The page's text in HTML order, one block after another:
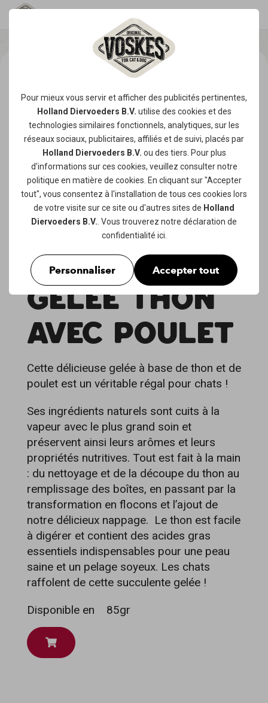
Pour mieux vous servir et afficher des publicités pertinentes,
Holland Diervoeders B.V. utilise des cookies et des
technologies similaires fonctionnels, analytiques, sur les
réseaux sociaux, publicitaires, affiliés et de suivi, placés par
Holland Diervoeders B.V. ou des tiers. Pour plus
d'informations sur ces cookies, veuillez consulter notre
politique en matière de cookies . En cliquant sur "Accepter
tout", vous consentez à l'installation de tous ces cookies lors
de votre visite sur ce site ou d'autres sites de Holland
Diervoeders B.V. . Vous trouverez notre déclaration de
confidentialité ici.
Personnaliser Accepter tout
GELÉE THON
AVEC POULET
Cette délicieuse gelée à base de thon et de
poulet est un véritable régal pour chats !
Ses ingrédients naturels sont cuits à la
vapeur avec le plus grand soin et
préservent ainsi leurs arômes et leurs
propriétés nutritives. Tout est fait à la main
: du nettoyage et de la découpe du thon au
remplissage des boîtes, en passant par la
transformation en flocons et l’ajout de
notre délicieux nappage. Le thon est facile
à digérer et contient des acides gras
essentiels indispensables pour une peau
saine et un pelage soyeux. Les chats
raffolent de cette succulente gelée !
Disponible en
85gr